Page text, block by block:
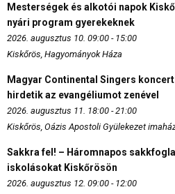
Mesterségek és alkotói napok
nyári program gyerekeknek
2026. augusztus 10. 09:00 - 15:00
Kiskőrös, Hagyományok Háza
Magyar Continental Singers
hirdetik az evangéliumot zenével
2026. augusztus 11. 18:00 - 21:00
Kiskőrös, Oázis Apostoli Gyülekezet
Sakkra fel! – Háromnapos
iskolásokat Kiskőrösön
2026. augusztus 12. 09:00 - 12:00